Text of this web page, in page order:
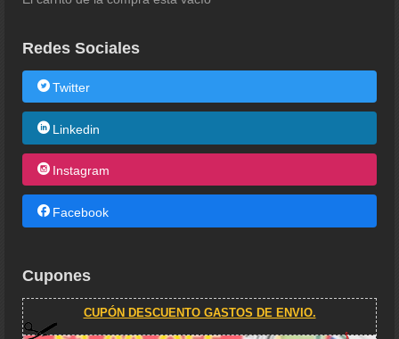
Redes Sociales
Twitter
Linkedin
Instagram
Facebook
Cupones
CUPÓN DESCUENTO GASTOS DE ENVIO.